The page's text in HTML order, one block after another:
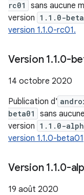
rc01
sans aucune
version 1.1.0-
version 1.1.0-rc01.
Version 1.1.0-
14 octobre 2020
Publication d'
beta01
sans
version 1.1.0-
version 1.1.0-beta01
Version 1.1.0-
19 août 2020